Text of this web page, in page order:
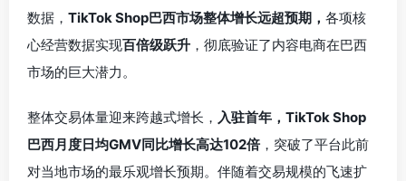
数据， TikTok Shop巴西市场整体增长远超预期， 各项核
心经营数据实现百倍级跃升 ，彻底验证了内容电商在巴西
市场的巨大潜力。
整体交易体量迎来跨越式增长， 入驻首年，TikTok Shop
巴西月度日均GMV同比增长高达102倍 ，突破了平台此前
对当地市场的最乐观增长预期。伴随着交易规模的飞速扩